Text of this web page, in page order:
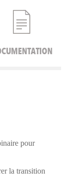
pour
la transition